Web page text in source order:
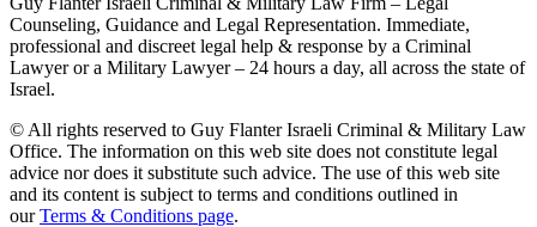
Counseling, Guidance and Legal Representation. Immediate,
professional and discreet legal help & response by a Criminal
Lawyer or a Military Lawyer – 24 hours a day, all across the state of
Israel.
© All rights reserved to Guy Flanter Israeli Criminal & Military Law
Office. The information on this web site does not constitute legal
advice nor does it substitute such advice. The use of this web site
and its content is subject to terms and conditions outlined in
ourTerms & Conditions page.